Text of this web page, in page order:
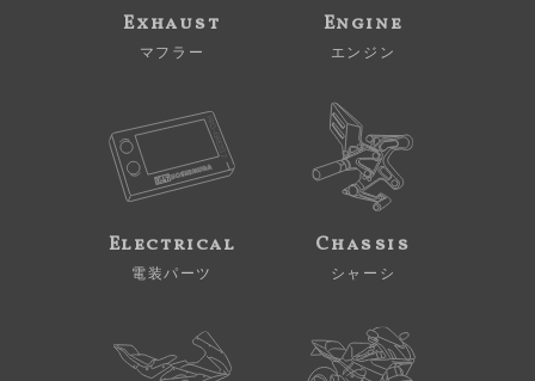
Exhaust
マフラー
Engine
エンジン
Electrical
電装パーツ
Chassis
シャーシ